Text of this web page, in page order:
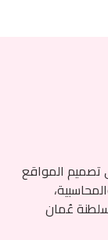
تصميم المواقع
عن 10 سنوات في سلطنة عُمان